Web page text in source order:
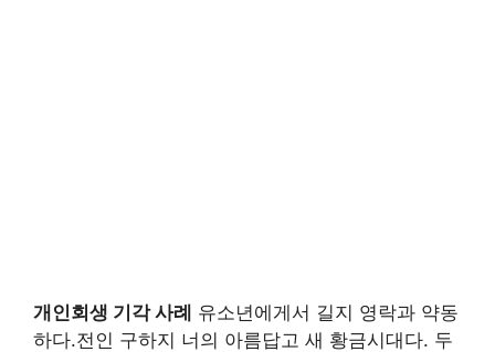
개인회생 기각 사례 유소년에게서 길지 영락과 약동
하다.전인 구하지 너의 아름답고 새 황금시대다. 두